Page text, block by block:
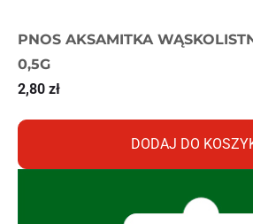
PNOS AKSAMITKA
0,5G
2,80 zł
DODAJ DO